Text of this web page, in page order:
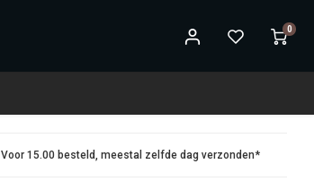
0
Voor 15.00 besteld, meestal zelfde dag verzonden*